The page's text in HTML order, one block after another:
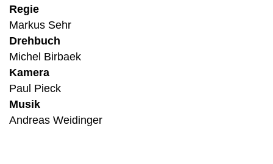
Regie
Markus Sehr
Drehbuch
Michel Birbaek
Kamera
Paul Pieck
Musik
Andreas Weidinger